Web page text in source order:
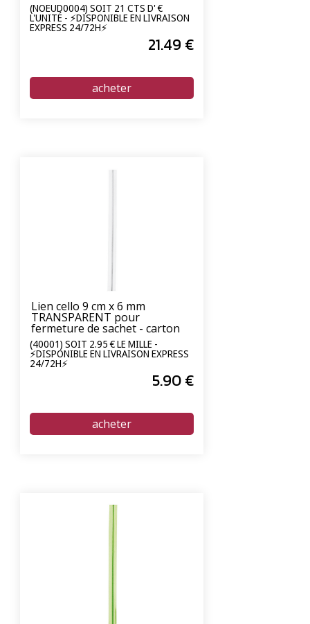
(NOEUD0004) SOIT 21 CTS D' €
L'UNITÉ - ⚡DISPONIBLE EN LIVRAISON
EXPRESS 24/72H⚡
21.49 €
Lien cello 9 cm x 6 mm
TRANSPARENT pour
fermeture de sachet - carton
de 2000 unités
(40001) SOIT 2.95 € LE MILLE -
⚡DISPONIBLE EN LIVRAISON EXPRESS
24/72H⚡
5.90€